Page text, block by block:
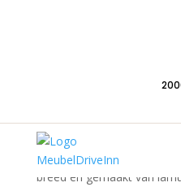
TV kast
De moderne tv kast
breed en gemaakt van